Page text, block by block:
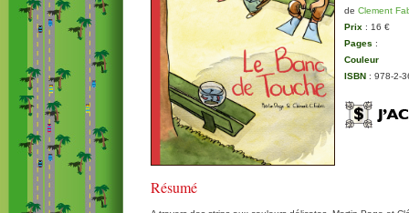
de Clement
Prix : 16 €
Pages :
Couleur
ISBN : 978-2-
Résumé